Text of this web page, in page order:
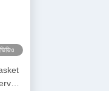
ভিডিও